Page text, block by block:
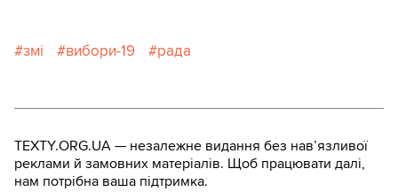
змі вибори-19 рада
TEXTY.ORG.UA — незалежне видання без навʼязливої
реклами й замовних матеріалів. Щоб працювати далі,
нам потрібна ваша підтримка.